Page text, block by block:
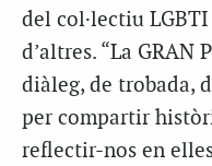
del col·lectiu LGBTI
d’altres. “La GRAN
diàleg, de trobada,
per compartir
reflectir-nos en